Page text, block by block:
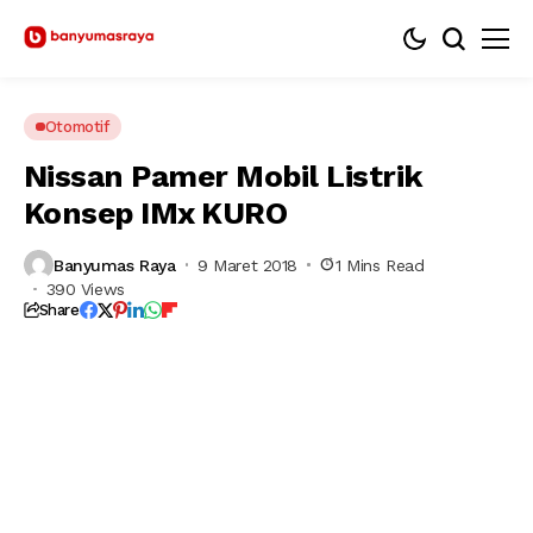
Otomotif
Nissan Pamer Mobil Listrik
Konsep IMx KURO
Banyumas Raya 9 Maret 2018
1 Mins Read
390 Views
Share